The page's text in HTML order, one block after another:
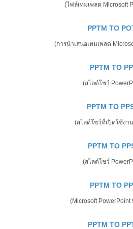
(ไฟล์เทมเพลต Microsoft
PPTM TO
(การนำเสนอเทมเพลต
PPTM TO
(สไลด์โชว์
PPTM TO
(สไลด์โชว์ที่เปิดใช้งา
PPTM TO
(สไลด์โชว์
PPTM TO
(Microsoft PowerPoint
PPTM TO